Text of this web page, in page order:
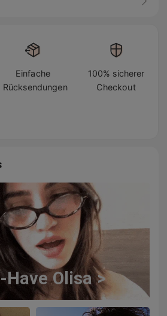
Einfache
Rücksendungen
100% sicherer
Checkout
Olisa >